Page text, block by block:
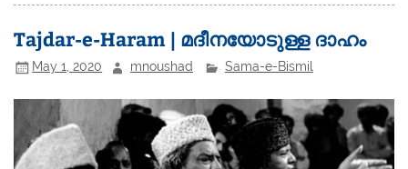
Tajdar-e-Haram | മദീനയോടുള്ള ദാഹം
May 1, 2020 mnoushad Sama-e-Bismil